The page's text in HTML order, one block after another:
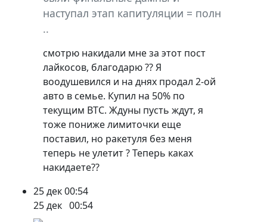
наступал этап капитуляции = полн
..
смотрю накидали мне за этот пост
лайкосов, благодарю ?? Я
воодушевился и на днях продал 2-ой
авто в семье. Купил на 50% по
текущим BTC. Ждуны пусть ждут, я
тоже пониже лимиточки еще
поставил, но ракетуля без меня
теперь не улетит ? Теперь каках
накидаете??
25 дек00:54
25 дек 00:54